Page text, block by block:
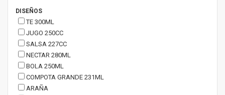
DISEÑOS
TE 300ML
JUGO 250CC
SALSA 227CC
NECTAR 280ML
BOLA 250ML
COMPOTA GRANDE 231ML
ARAÑA